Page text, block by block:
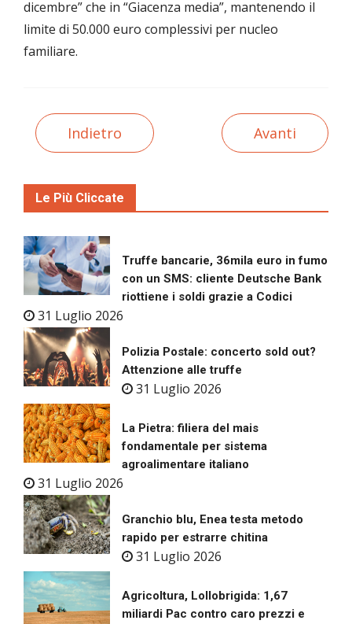
dicembre” che in “Giacenza media”, mantenendo il
limite di 50.000 euro complessivi per nucleo
familiare.
Indietro Avanti
Le Più Cliccate
Truffe bancarie, 36mila euro in fumo
con un SMS: cliente Deutsche Bank
riottiene i soldi grazie a Codici
31 Luglio 2026
Polizia Postale: concerto sold out?
Attenzione alle truffe
31 Luglio 2026
La Pietra: filiera del mais
fondamentale per sistema
agroalimentare italiano
31 Luglio 2026
Granchio blu, Enea testa metodo
rapido per estrarre chitina
31 Luglio 2026
Agricoltura, Lollobrigida: 1,67
miliardi Pac contro caro prezzi e